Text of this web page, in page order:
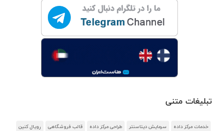
تبلیغات متنی
خدمات مرکز داده سرمایش دیتاسنتر طراحی مرکز داده قالب فروشگاهی رویال کنین